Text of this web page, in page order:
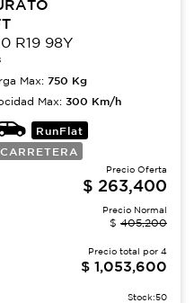
R19 98Y
Max: 750 Kg
Max: 300 Km/h
RunFlat
Precio Oferta
$ 263,400
Precio Normal
$ 405,200
Precio total por 4
$ 1,053,600
Stock:50